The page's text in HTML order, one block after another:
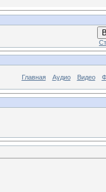
Главная Аудио Видео